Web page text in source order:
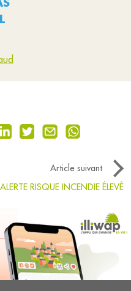
Article suivant
ALERTE RISQUE INCENDIE ÉLEVÉ